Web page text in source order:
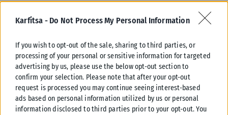
Karfitsa - Do Not Process My Personal Information
If you wish to opt-out of the sale, sharing to third parties, or
processing of your personal or sensitive information for targeted
advertising by us, please use the below opt-out section to
confirm your selection. Please note that after your opt-out
request is processed you may continue seeing interest-based
ads based on personal information utilized by us or personal
information disclosed to third parties prior to your opt-out. You